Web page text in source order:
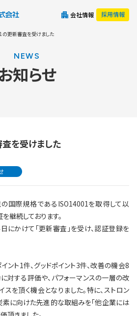
会社情報 採用情報
更新審査を受けました
知らせ
NEWS
を受けました
国際規格であるISO14001を取得して以
継続しております。
にかけて「更新審査」を受け、認証登録を
ント1件、グッドポイント3件、改善の機会8
対する評価や、パフォーマンスの一層の改
を頂く機会となりました。特に、ストロン
素に向けた先進的な取組みを「他企業には